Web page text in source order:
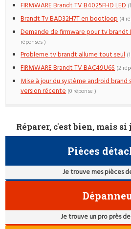
FIRMWARE Brandt TV B4025FHD LED
Brandt Tv BAD32H7T en bootloop (4
Demande de firmware pour tv brandt
réponses )
Probleme tv brandt allume tout seul
FIRMWARE Brandt TV BAC49U6S (2
Mise à jour du système android brand
version récente (0 réponse )
Réparer, c'est bien, mais
Pièces
Je trouve mes pièces
Je trouve un pro près